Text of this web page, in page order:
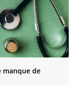
manque de